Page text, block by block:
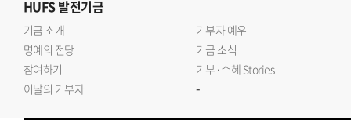
HUFS발전기금
기금 소개
기부자 예우
명예의 전당
기금 소식
참여하기
기부·수혜 Stories
이달의 기부자
-